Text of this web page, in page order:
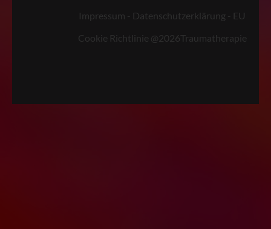
Impressum - Datenschutzerklärung - EU
Cookie Richtlinie @2026Traumatherapie